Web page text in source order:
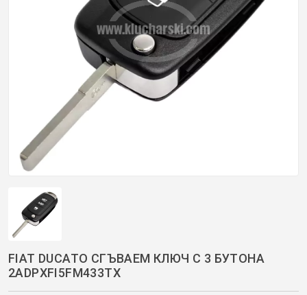
ОРИГИНАЛНИ АВТОКЛЮЧОВЕ
КУТИЙКИ И АВТОКЛЮЧОВЕ
АВТОКЛЮЧАЛКИ И ЧАСТИ
ЕМУЛАТОРИ
МАСЛА, ХИМИЯ И СПРЕЙОВЕ VOULIS
АКСЕСОАРИ ЗА АВТОКЛЮЧОВЕ
FIAT DUCATO СГЪВАЕМ КЛЮЧ С 3 БУТОНА
2ADPXFI5FM433TX